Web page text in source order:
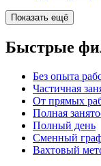
Показать ещё
Быстрые
Без опыта
Частичная
От прямых
Полная
Полный день
Сменный
Вахтовый